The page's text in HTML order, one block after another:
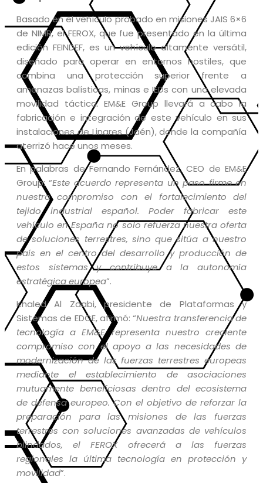
Basado en el vehículo probado en misiones JAIS 6×6
de NIMR, el FEROX, que fue presentado en la última
edición FEINDEF, es un vehículo altamente versátil,
diseñado para operar en entornos hostiles, que
combina una protección superior frente a
amenazas balísticas, minas e IEDs con una elevada
movilidad táctica. EM&E Group llevará a cabo la
fabricación e integración de este vehículo en sus
instalaciones de Linares (Jaén), donde la compañía
aterrizó hace unos meses.
En palabras de Fernando Fernández, CEO de EM&E
Group: “Este acuerdo representa un paso firme en
nuestro compromiso con el fortalecimiento del
tejido industrial español. Poder fabricar este
vehículo en España no solo refuerza nuestra oferta
de soluciones terrestres, sino que sitúa a nuestro
país en el centro del desarrollo y producción de
estos sistemas y contribuye a la autonomía
estratégica europea”.
Khaled Al Zaabi, presidente de Plataformas y
Sistemas de EDGE, afirmó: “Nuestra transferencia de
tecnología a EM&E representa nuestro creciente
compromiso con el apoyo a las necesidades de
modernización de las fuerzas terrestres europeas
mediante el establecimiento de asociaciones
mutuamente beneficiosas dentro del ecosistema
de defensa europeo. Con el objetivo de reforzar la
preparación para las misiones de las fuerzas
terrestres con soluciones avanzadas de vehículos
blindados, el FEROX ofrecerá a las fuerzas
regionales la última tecnología en protección y
movilidad”.